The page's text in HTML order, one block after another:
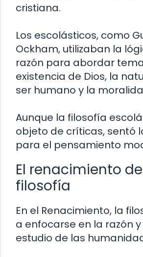
cristiana.
Los escolásticos, como
Ockham, utilizaban la
razón para abordar
existencia de Dios, la
ser humano y la
Aunque la filosofía
objeto de críticas, sentó
para el pensamiento
El renacimiento
filosofía
En el Renacimiento, la
a enfocarse en la razón y
estudio de las